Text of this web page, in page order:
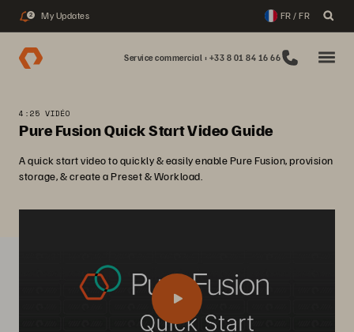
2 My Updates FR / FR
Service commercial : +33 8 01 84 16 66
4:25 VIDÉO
Pure Fusion Quick Start Video Guide
A quick start video to quickly & easily enable Pure Fusion, provision
storage, & create a Preset & Workload.